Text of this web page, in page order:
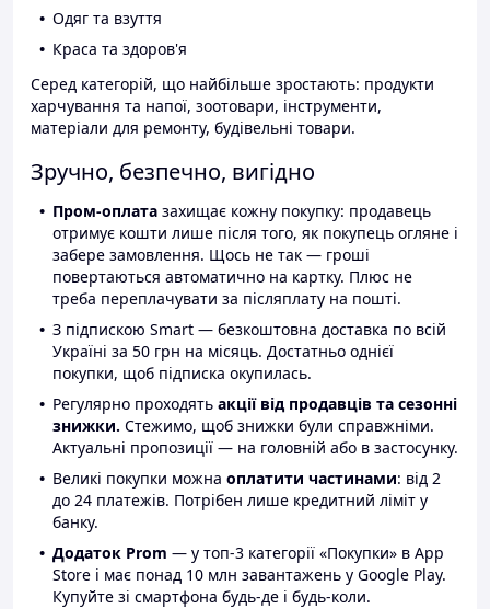
Одяг та взуття
Краса та здоров'я
Серед категорій, що найбільше зростають: продукти
харчування та напої, зоотовари, інструменти,
матеріали для ремонту, будівельні товари.
Зручно, безпечно, вигідно
Пром-оплата захищає кожну покупку: продавець
отримує кошти лише після того, як покупець огляне і
забере замовлення. Щось не так — гроші
повертаються автоматично на картку. Плюс не
треба переплачувати за післяплату на пошті.
З підпискою Smart — безкоштовна доставка по всій
Україні за 50 грн на місяць. Достатньо однієї
покупки, щоб підписка окупилась.
Регулярно проходять акції від продавців та сезонні
знижки. Стежимо, щоб знижки були справжніми.
Актуальні пропозиції — на головній або в застосунку.
Великі покупки можна оплатити частинами: від 2
до 24 платежів. Потрібен лише кредитний ліміт у
банку.
Додаток Prom — у топ-3 категорії «Покупки» в App
Store і має понад 10 млн завантажень у Google Play.
Купуйте зі смартфона будь-де і будь-коли.